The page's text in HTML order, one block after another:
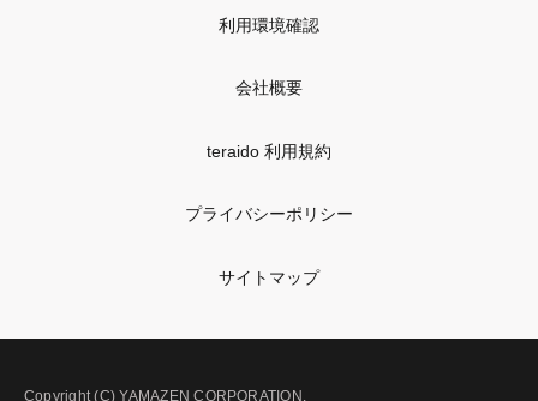
利用環境確認
会社概要
teraido 利用規約
プライバシーポリシー
サイトマップ
Copyright (C) YAMAZEN CORPORATION.